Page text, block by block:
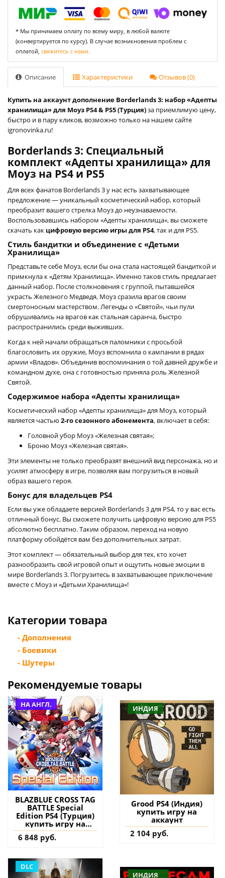
* Мы принимаем оплату по всему миру, в любой валюте
(конвертируется по курсу). В случае возникновения проблем с
оплатой, свяжитесь с нами.
Описание Характеристики Отзывов (0)
Купить на аккаунт дополнение Borderlands 3: набор «Адепты
хранилища» для Моуз PS4 & PS5 (Турция)за приемлимую цену,
быстро и в пару кликов, возможно только на нашем сайте
igronovinka.ru!
Borderlands 3: Специальный
комплект «Адепты хранилища» для
Моуз на PS4 и PS5
Для всех фанатов Borderlands 3 у нас есть захватывающее
предложение — уникальный косметический набор, который
преобразит вашего стрелка Моуз до неузнаваемости.
Воспользовавшись набором «Адепты хранилища», вы сможете
скачать как цифровую версию игры для PS4, так и для PS5.
Стиль бандитки и объединение с «Детьми
Хранилища»
Представьте себе Моуз, если бы она стала настоящей бандиткой и
примкнула к «Детям Хранилища». Именно таков стиль предлагает
данный набор. После столкновения с группой, пытавшейся
украсть Железного Медведя, Моуз сразила врагов своим
смертоносным мастерством. Легенды о «Святой», чьи пули
обрушивались на врагов как стальная саранча, быстро
распространились среди выживших.
Когда к ней начали обращаться паломники с просьбой
благословить их оружие, Моуз вспомнила о кампании в рядах
армии «Владов». Объединив воспоминания о той давней дружбе и
командном духе, она с готовностью приняла роль Железной
Святой.
Содержимое набора «Адепты хранилища»
Косметический набор «Адепты хранилища» для Моуз, который
является частью 2-го сезонного абонемента, включает в себя:
Головной убор Моуз «Железная святая»;
Броню Моуз «Железная святая».
Эти элементы не только преобразят внешний вид персонажа, но и
усилят атмосферу в игре, позволяя вам погрузиться в новый
образ вашего героя.
Бонус для владельцев PS4
Если вы уже обладаете версией Borderlands 3 для PS4, то у вас есть
отличный бонус. Вы сможете получить цифровую версию для PS5
абсолютно бесплатно. Таким образом, переход на новую
платформу обойдётся вам без дополнительных затрат.
Этот комплект — обязательный выбор для тех, кто хочет
разнообразить свой игровой опыт и ощутить новые эмоции в
мире Borderlands 3. Погрузитесь в захватывающее приключение
вместе с Моуз и «Детьми Хранилища»!
Категории товара
- Дополнения
- Боевики
- Шутеры
Рекомендуемые товары
НА АНГЛ.
BLAZBLUE CROSS TAG
BATTLE Special
Edition PS4 (Турция)
купить игру на
аккаунт
6 848 руб.
ИНДИЯ
Grood PS4 (Индия)
купить игру на
аккаунт
2 104 руб.
DLC
ИНДИЯ